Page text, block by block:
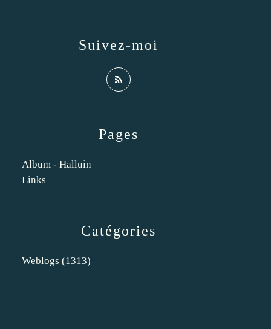
Catégories
Weblogs (1313)
Pages
Album - Halluin
Links
Suivez-moi